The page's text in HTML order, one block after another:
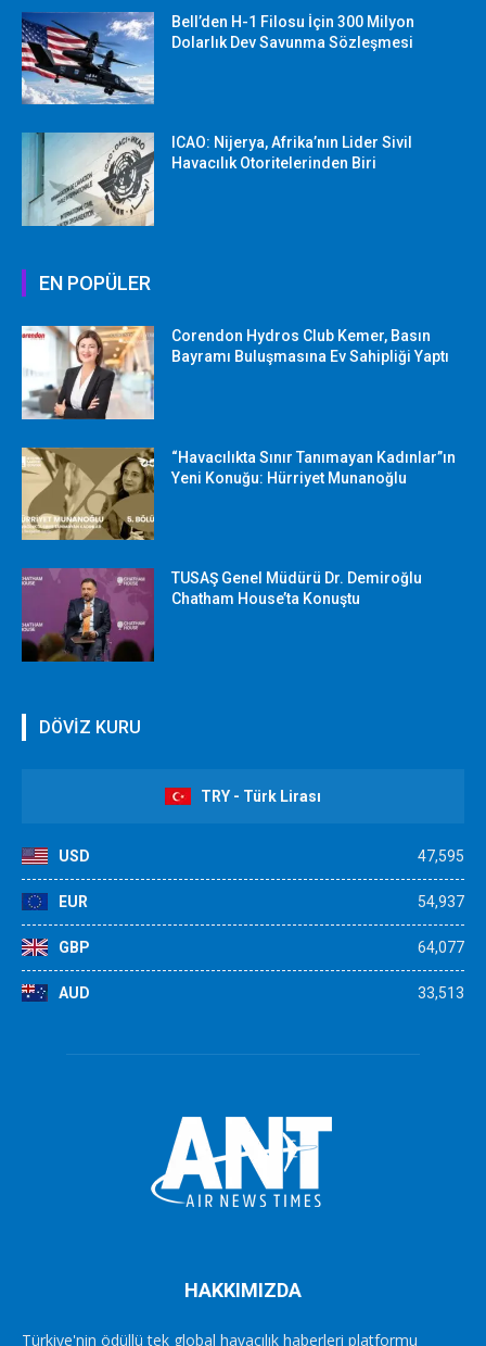
Bell’den H-1 Filosu İçin 300 Milyon
Dolarlık Dev Savunma Sözleşmesi
ICAO: Nijerya, Afrika’nın Lider Sivil
Havacılık Otoritelerinden Biri
EN POPÜLER
Corendon Hydros Club Kemer, Basın
Bayramı Buluşmasına Ev Sahipliği Yaptı
“Havacılıkta Sınır Tanımayan Kadınlar”ın
Yeni Konuğu: Hürriyet Munanoğlu
TUSAŞ Genel Müdürü Dr. Demiroğlu
Chatham House’ta Konuştu
DÖVİZ KURU
TRY - Türk Lirası
USD 47,595
EUR 54,937
GBP 64,077
AUD 33,513
HAKKIMIZDA
Türkiye'nin ödüllü tek global havacılık haberleri platformu